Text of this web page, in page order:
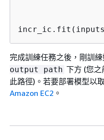
完成訓練任務之後，剛訓
output path 下方 (您之
此路徑)。若要部署模型以
Amazon EC2 。